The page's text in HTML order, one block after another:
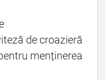
de croazieră
menținerea